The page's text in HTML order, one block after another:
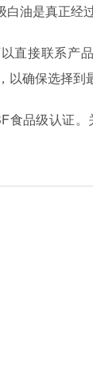
白油是真正经
直接联系产
确保选择到
食品级认证。